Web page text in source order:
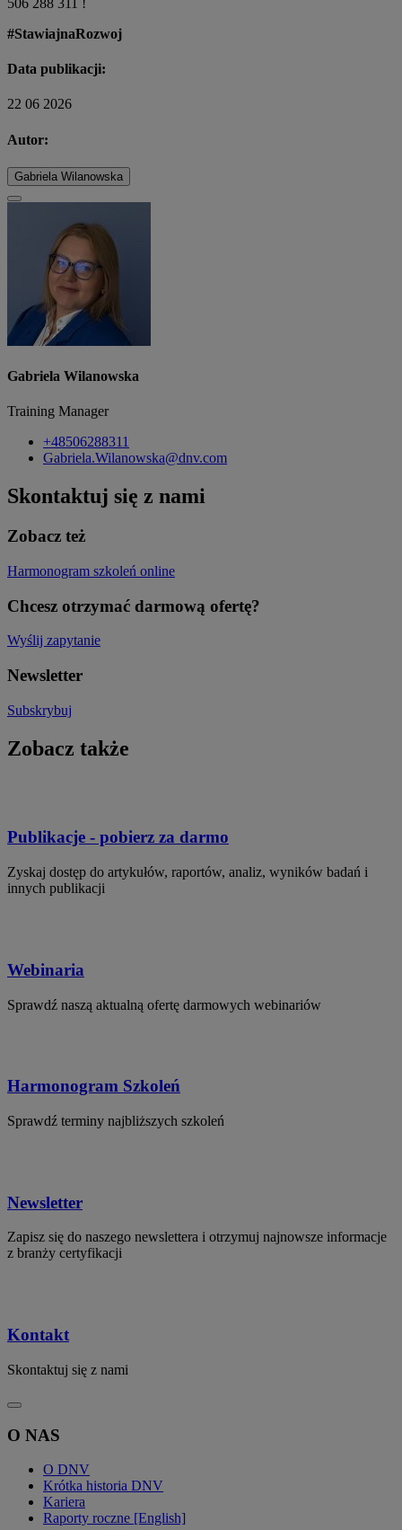
#StawiajnaRozwoj
Data publikacji:
22 06 2026
Autor:
Gabriela Wilanowska
Gabriela Wilanowska
Training Manager
+48506288311
Gabriela.Wilanowska@dnv.com
Skontaktuj się z nami
Zobacz też
Harmonogram szkoleń online
Chcesz otrzymać darmową ofertę?
Wyślij zapytanie
Newsletter
Subskrybuj
Zobacz także
Publikacje - pobierz za darmo
Zyskaj dostęp do artykułów, raportów, analiz, wyników badań i
innych publikacji
Webinaria
Sprawdź naszą aktualną ofertę darmowych webinariów
Harmonogram Szkoleń
Sprawdź terminy najbliższych szkoleń
Newsletter
Zapisz się do naszego newslettera i otrzymuj najnowsze informacje
z branży certyfikacji
Kontakt
Skontaktuj się z nami
O NAS
O DNV
Krótka historia DNV
Kariera
Raporty roczne [English]